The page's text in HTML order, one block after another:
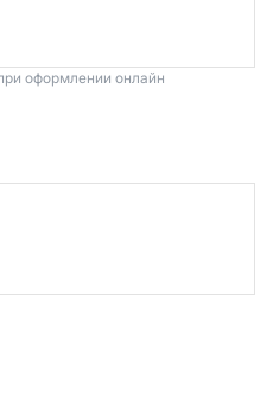
оформлении онлайн